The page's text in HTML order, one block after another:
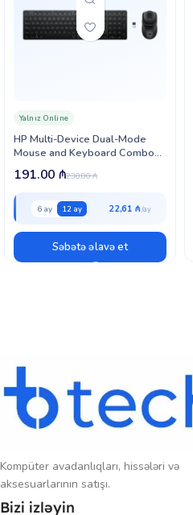
HP Multi-Device Dual-Mode
Mouse and Keyboard Combo
490C RUSS (BE1P9AA)
Yalnız Online
230.00₼
191.00 ₼
6 ay 12 ay 22,61 ₼
Səbətə əlavə et
Kompüter avadanlıqları, hissələri və
aksesuarlarının satışı.
Bizi izləyin